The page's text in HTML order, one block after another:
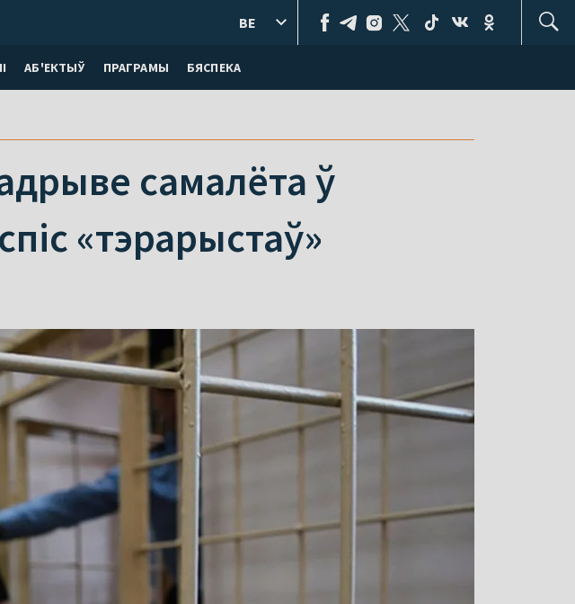
АБ'ЕКТЫЎ ПРАГРАМЫ БЯСПЕКА
BE
самалёта ў
«тэрарыстаў»